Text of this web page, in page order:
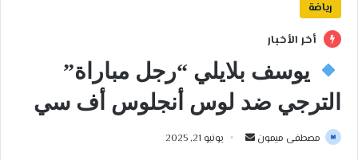
رياضة
أخر الأخبار
يوسف بلايلي “رجل مباراة”
الترجي ضد لوس أنجلوس أف سي
مصطفى ميمون يونيو 21, 2025